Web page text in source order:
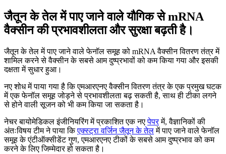
जैतून के तेल में पाए जाने वाले यौगिक से mRNA
वैक्सीन की प्रभावशीलता और सुरक्षा बढ़ती है।
जैतून के तेल में पाए जाने वाले फेनॉल समूह को mRNA वैक्सीन वितरण तंत्र में
शामिल करने से वैक्सीन के सबसे आम दुष्प्रभावों को कम किया गया और इसकी
दक्षता में सुधार हुआ।
नए शोध में पाया गया है कि एमआरएनए वैक्सीन वितरण तंत्र के एक प्रमुख घटक
में एक फेनॉल समूह जोड़ने से प्रभावशीलता बढ़ सकती है, साथ ही टीका लगने
से होने वाली सूजन को भी कम किया जा सकता है।
नेचर बायोमेडिकल इंजीनियरिंग में प्रकाशित एक नएपेपरमें, वैज्ञानिकों की
अंतःविषय टीम ने पाया किएक्स्ट्रा वर्जिन जैतून के तेलमें पाए जाने वाले फेनॉल
समूह के एंटीऑक्सीडेंट गुण, एमआरएनए टीकों के सबसे आम दुष्प्रभाव को कम
करने के लिए जिम्मेदार हो सकता है।